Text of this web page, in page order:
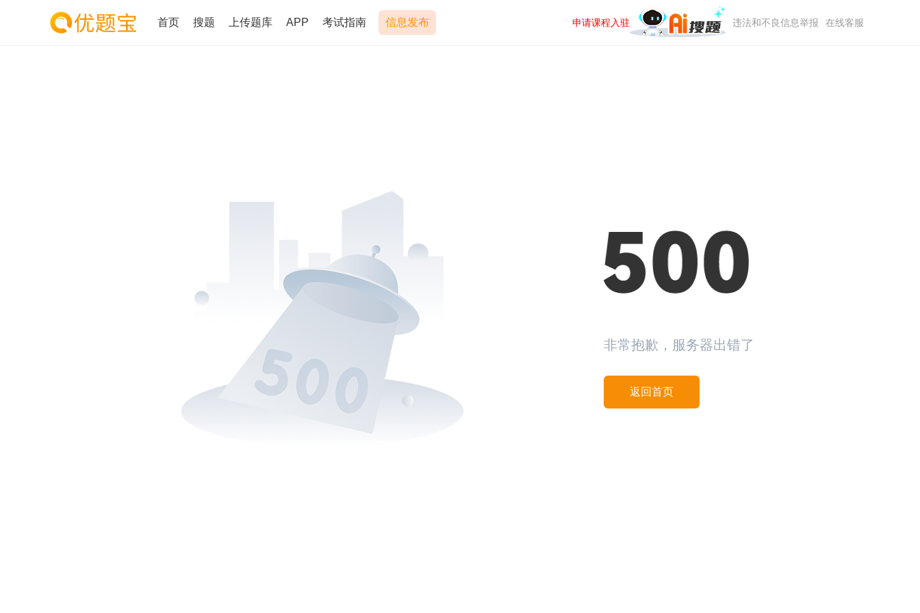
首页 搜题 上传题库 APP 考试指南 信息发布 申请课程入驻 违法和不良信息举报 在线客服
非常抱歉，服务器出错了
返回首页